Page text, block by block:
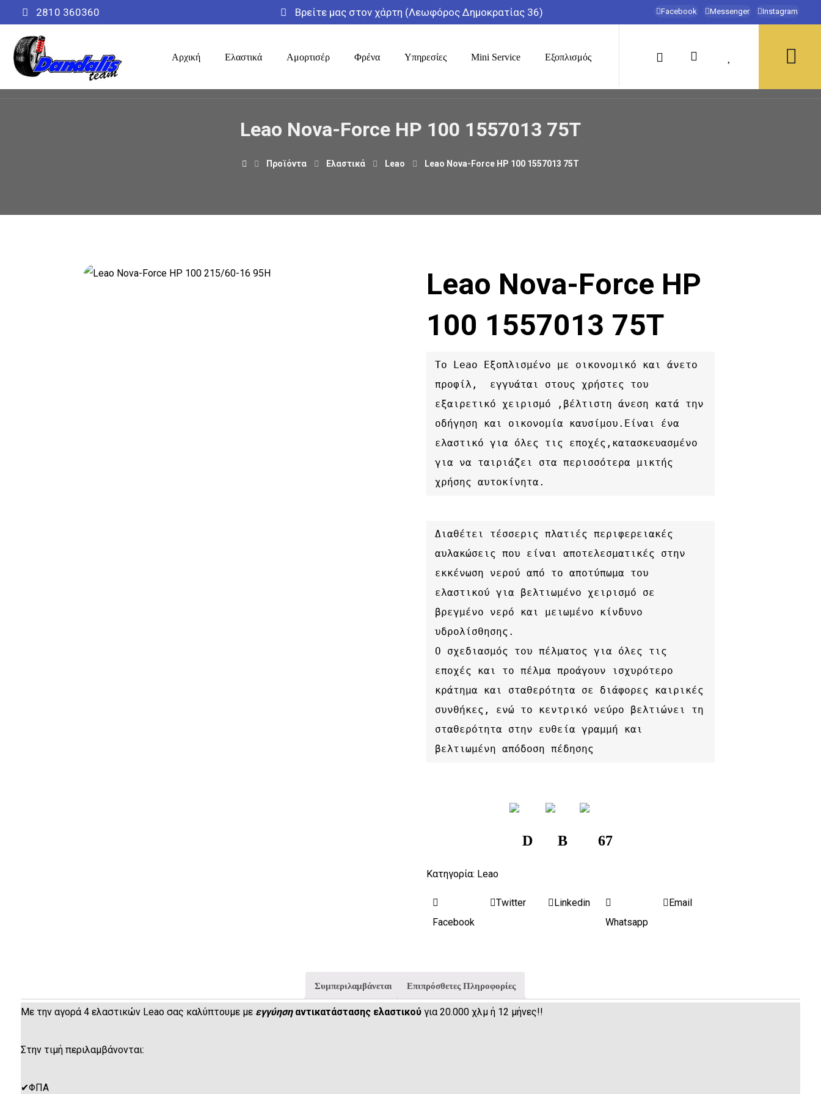
2810 360360 Βρείτε μας στον χάρτη (Λεωφόρος Δημοκρατίας 36) Facebook Messenger Instagram
Αρχική Ελαστικά Αμορτισέρ Φρένα Υπηρεσίες Mini Service Εξοπλισμός
Leao Nova-Force HP 100 1557013 75T
Προϊόντα Ελαστικά Leao Leao Nova-Force HP 100 1557013 75T
Leao Nova-Force HP
100 1557013 75T
Το Leao Εξοπλισμένο με οικονομικό και άνετο
προφίλ,  εγγυάται στους χρήστες του
εξαιρετικό χειρισμό ,βέλτιστη άνεση κατά την
οδήγηση και οικονομία καυσίμου.Είναι ένα
ελαστικό για όλες τις εποχές,κατασκευασμένο
για να ταιριάζει στα περισσότερα μικτής
χρήσης αυτοκίνητα.
Διαθέτει τέσσερις πλατιές περιφερειακές
αυλακώσεις που είναι αποτελεσματικές στην
εκκένωση νερού από το αποτύπωμα του
ελαστικού για βελτιωμένο χειρισμό σε
βρεγμένο νερό και μειωμένο κίνδυνο
υδρολίσθησης.
Ο σχεδιασμός του πέλματος για όλες τις
εποχές και το πέλμα προάγουν ισχυρότερο
κράτημα και σταθερότητα σε διάφορες καιρικές
συνθήκες, ενώ το κεντρικό νεύρο βελτιώνει τη
σταθερότητα στην ευθεία γραμμή και
βελτιωμένη απόδοση πέδησης
D B 67
Κατηγορία: Leao
Facebook
Twitter
Linkedin
Whatsapp
Email
Συμπεριλαμβάνεται Επιπρόσθετες Πληροφορίες
Με την αγορά 4 ελαστικών Leao σας καλύπτουμε με εγγύησηαντικατάστασης ελαστικούγια 20.000 χλμ ή 12 μήνες!!
Στην τιμή περιλαμβάνονται:
✔ΦΠΑ